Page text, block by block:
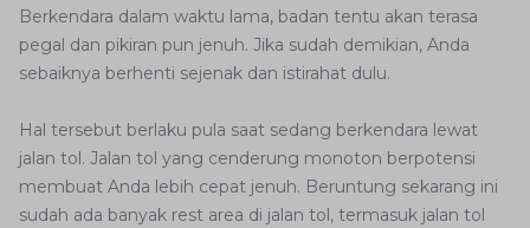
Berkendara dalam waktu lama, badan tentu akan terasa
pegal dan pikiran pun jenuh. Jika sudah demikian, Anda
sebaiknya berhenti sejenak dan istirahat dulu.
Hal tersebut berlaku pula saat sedang berkendara lewat
jalan tol. Jalan tol yang cenderung monoton berpotensi
membuat Anda lebih cepat jenuh. Beruntung sekarang ini
sudah ada banyak rest area di jalan tol, termasuk jalan tol